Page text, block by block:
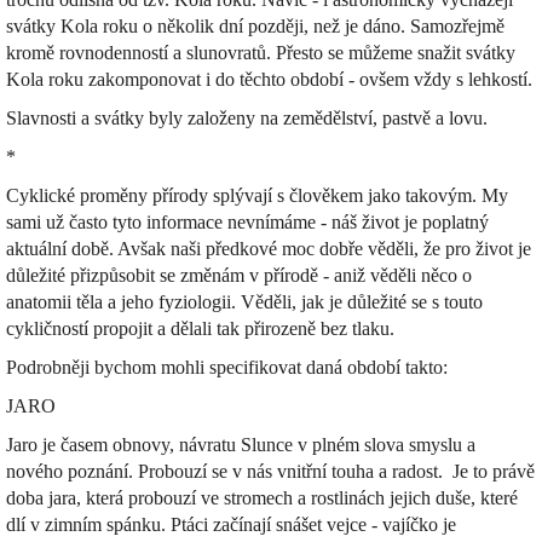
svátky Kola roku o několik dní později, než je dáno. Samozřejmě
kromě rovnodenností a slunovratů. Přesto se můžeme snažit svátky
Kola roku zakomponovat i do těchto období - ovšem vždy s lehkostí.
Slavnosti a svátky byly založeny na zemědělství, pastvě a lovu.
*
Cyklické proměny přírody splývají s člověkem jako takovým. My
sami už často tyto informace nevnímáme - náš život je poplatný
aktuální době. Avšak naši předkové moc dobře věděli, že pro život je
důležité přizpůsobit se změnám v přírodě - aniž věděli něco o
anatomii těla a jeho fyziologii. Věděli, jak je důležité se s touto
cykličností propojit a dělali tak přirozeně bez tlaku.
Podrobněji bychom mohli specifikovat daná období takto:
JARO
Jaro je časem obnovy, návratu Slunce v plném slova smyslu a
nového poznání. Probouzí se v nás vnitřní touha a radost. Je to právě
doba jara, která probouzí ve stromech a rostlinách jejich duše, které
dlí v zimním spánku. Ptáci začínají snášet vejce - vajíčko je